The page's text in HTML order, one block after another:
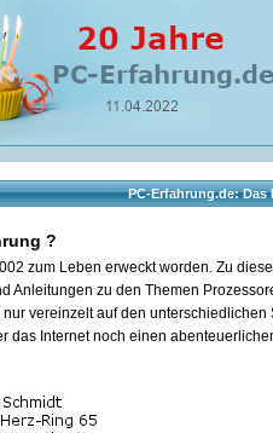
PC-Erfahrung.de: Das
?
zum Leben erweckt worden. Zu
Anleitungen zu den Themen
vereinzelt auf den
das Internet noch einen